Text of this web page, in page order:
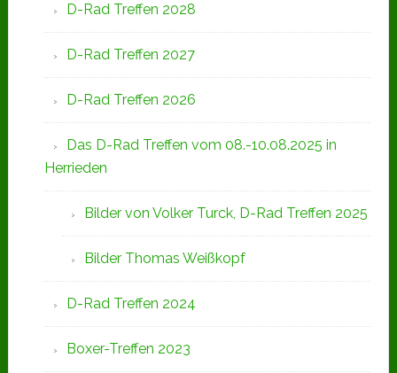
D-Rad Treffen 2028
D-Rad Treffen 2027
D-Rad Treffen 2026
Das D-Rad Treffen vom 08.-10.08.2025 in
Herrieden
Bilder von Volker Turck, D-Rad Treffen 2025
Bilder Thomas Weißkopf
D-Rad Treffen 2024
Boxer-Treffen 2023